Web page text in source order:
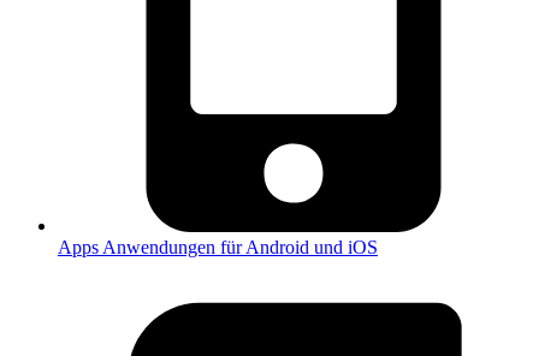
Apps Anwendungen für Android und iOS